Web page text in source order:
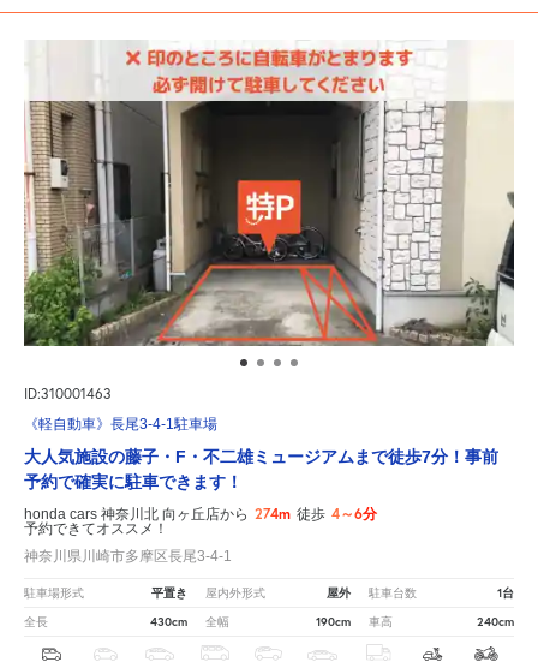
ID:310001463
《軽自動車》長尾3-4-1駐車場
大人気施設の藤子・F・不二雄ミュージアムまで徒歩7分！事前
予約で確実に駐車できます！
honda cars 神奈川北 向ヶ丘店から 274m 徒歩 4～6分
予約できてオススメ！
神奈川県川崎市多摩区長尾3-4-1
駐車場形式 平置き 屋内外形式 屋外 駐車台数 1台
全長 430cm 全幅 190cm 車高 240cm